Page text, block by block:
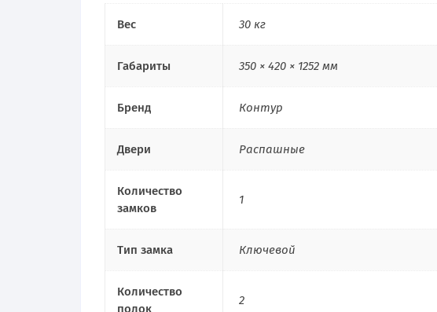
Вес 30 кг
Габариты 350 × 420 × 1252 мм
Бренд Контур
Двери Распашные
Количество
замков
1
Тип замка Ключевой
Количество
полок
2